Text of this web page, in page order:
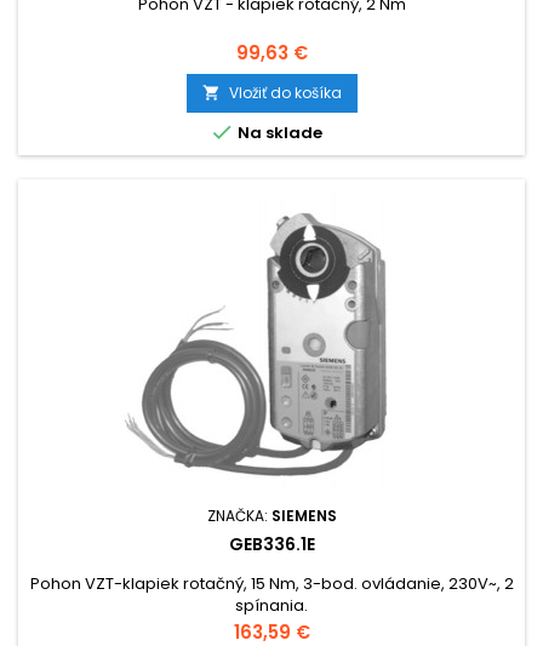
Cena
99,63 €
 Vložiť do košíka
 Na sklade
ZNAČKA: SIEMENS
GEB336.1E
Pohon VZT-klapiek rotačný, 15 Nm, 3-bod. ovládanie, 230V~, 2
spínania.
Cena
163,59 €